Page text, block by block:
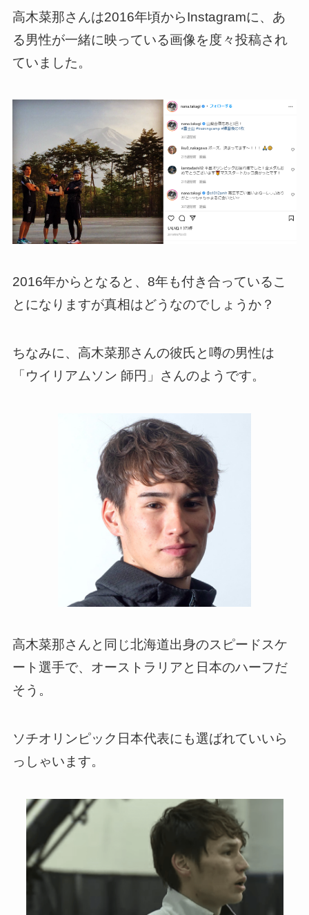
高木菜那さんは2016年頃からInstagramに、あ
る男性が一緒に映っている画像を度々投稿され
ていました。
2016年からとなると、8年も付き合っているこ
とになりますが真相はどうなのでしょうか？
ちなみに、高木菜那さんの彼氏と噂の男性は
「ウイリアムソン 師円」さんのようです。
高木菜那さんと同じ北海道出身のスピードスケ
ート選手で、オーストラリアと日本のハーフだ
そう。
ソチオリンピック日本代表にも選ばれていいら
っしゃいます。